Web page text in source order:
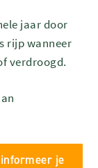
jaar door
rijp wanneer
verdroogd.
je